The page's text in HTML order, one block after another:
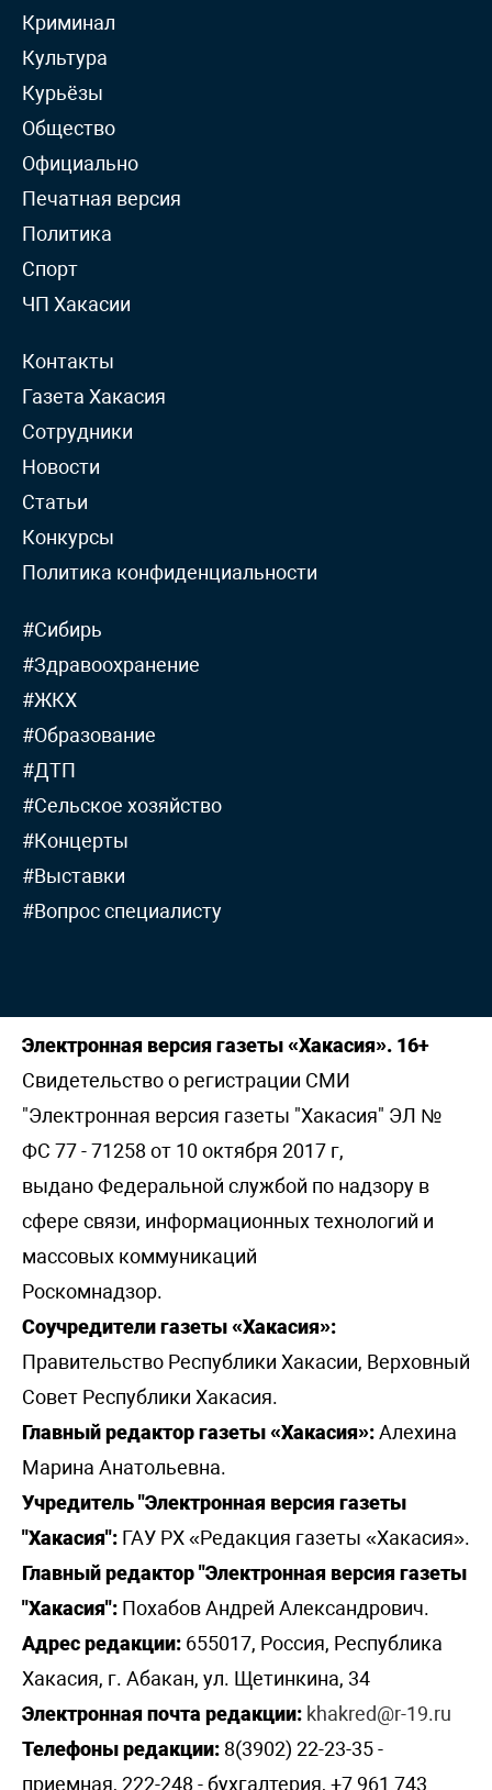
Криминал
Культура
Курьёзы
Общество
Официально
Печатная версия
Политика
Спорт
ЧП Хакасии
Контакты
Газета Хакасия
Сотрудники
Новости
Статьи
Конкурсы
Политика конфиденциальности
#Сибирь
#Здравоохранение
#ЖКХ
#Образование
#ДТП
#Сельское хозяйство
#Концерты
#Выставки
#Вопрос специалисту
Электронная версия газеты «Хакасия». 16+
Свидетельство о регистрации СМИ
"Электронная версия газеты "Хакасия" ЭЛ №
ФС 77 - 71258 от 10 октября 2017 г,
выдано Федеральной службой по надзору в
сфере связи, информационных технологий и
массовых коммуникаций
Роскомнадзор.
Соучредители газеты «Хакасия»:
Правительство Республики Хакасии, Верховный
Совет Республики Хакасия.
Главный редактор газеты «Хакасия»:Алехина
Марина Анатольевна.
Учредитель "Электронная версия газеты
"Хакасия": ГАУ РХ «Редакция газеты «Хакасия».
Главный редактор "Электронная версия газеты
"Хакасия": Похабов Андрей Александрович.
Адрес редакции: 655017, Россия, Республика
Хакасия, г. Абакан, ул. Щетинкина, 34
Электронная почта редакции: khakred@r-19.ru
Телефоны редакции: 8(3902) 22-23-35 -
приемная, 222-248 - бухгалтерия, +7 961 743